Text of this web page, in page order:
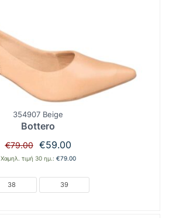
354907 Beige
Bottero
€79.00
Original
price
€79.00.
€59.00Η
τρέχουσα
€59.00.
Χαμηλ. τιμή 30 ημ.: €79.00
38 39